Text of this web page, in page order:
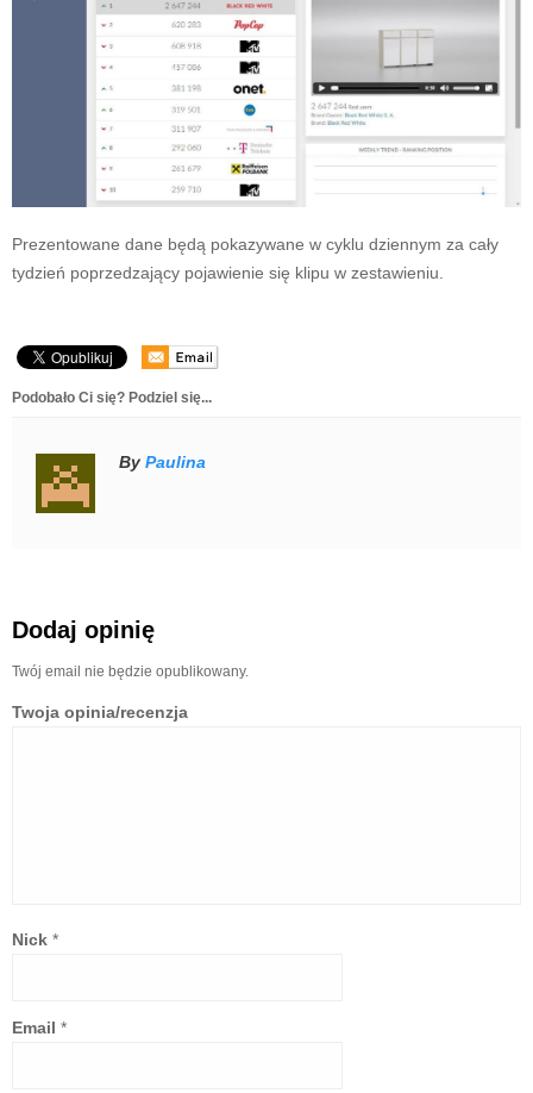
Prezentowane dane będą pokazywane w cyklu dziennym za cały
tydzień poprzedzający pojawienie się klipu w zestawieniu.
Podobało Ci się? Podziel się...
By Paulina
Dodaj opinię
Twój email nie będzie opublikowany.
Twoja opinia/recenzja
Nick *
Email *